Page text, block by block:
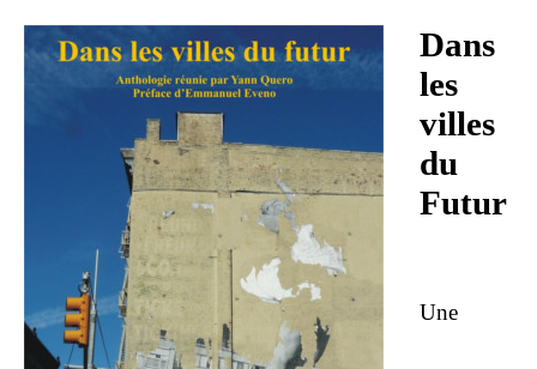
Dans
les
villes
du
Futur
Une